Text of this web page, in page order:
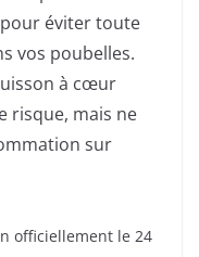
éviter toute
vos poubelles.
à cœur
risque, mais ne
sur
officiellement le 24